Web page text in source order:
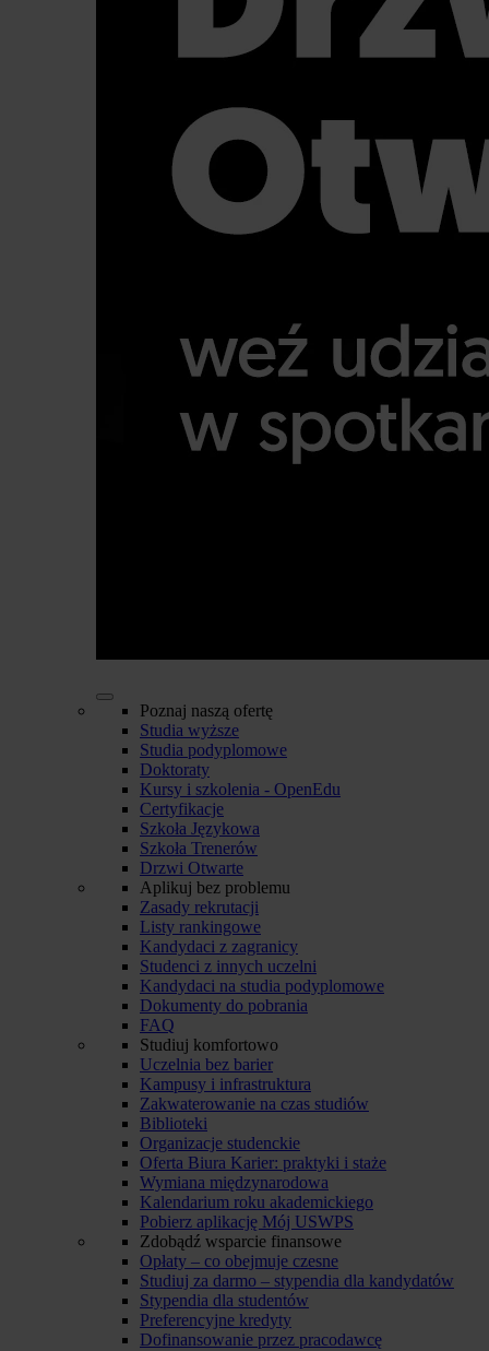
Poznaj naszą ofertę
Studia wyższe
Studia podyplomowe
Doktoraty
Kursy i szkolenia - OpenEdu
Certyfikacje
Szkoła Językowa
Szkoła Trenerów
Drzwi Otwarte
Aplikuj bez problemu
Zasady rekrutacji
Listy rankingowe
Kandydaci z zagranicy
Studenci z innych uczelni
Kandydaci na studia podyplomowe
Dokumenty do pobrania
FAQ
Studiuj komfortowo
Uczelnia bez barier
Kampusy i infrastruktura
Zakwaterowanie na czas studiów
Biblioteki
Organizacje studenckie
Oferta Biura Karier: praktyki i staże
Wymiana międzynarodowa
Kalendarium roku akademickiego
Pobierz aplikację Mój USWPS
Zdobądź wsparcie finansowe
Opłaty – co obejmuje czesne
Studiuj za darmo – stypendia dla kandydatów
Stypendia dla studentów
Preferencyjne kredyty
Dofinansowanie przez pracodawcę